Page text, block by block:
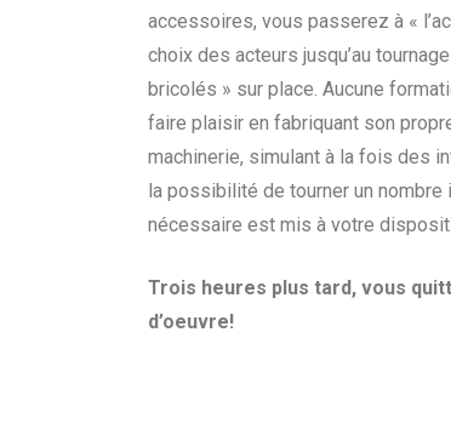
accessoires, vous passerez à «
choix des acteurs jusqu’au
bricolés » sur place. Aucune
faire plaisir en fabriquant son
machinerie, simulant à la fois des
la possibilité de tourner un nombre
nécessaire est mis à votre
Trois heures plus tard, vous
d’oeuvre!